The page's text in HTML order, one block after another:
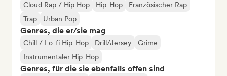
Cloud Rap / Hip Hop Hip-Hop
Französischer Rap
Trap
Urban Pop
Genres, die er/sie mag
Chill / Lo-fi Hip-Hop Drill/Jersey
Grime
Instrumentaler Hip-Hop
Genres, für die sie ebenfalls offen sind